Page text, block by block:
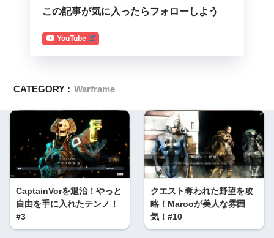
この記事が気に入ったらフォローしよう
YouTube
CATEGORY : Warframe
CaptainVorを退治！やっと
自由を手に入れたテンノ！
#3
クエスト奪われた野望を攻
略！Marooが美人な雰囲
気！#10